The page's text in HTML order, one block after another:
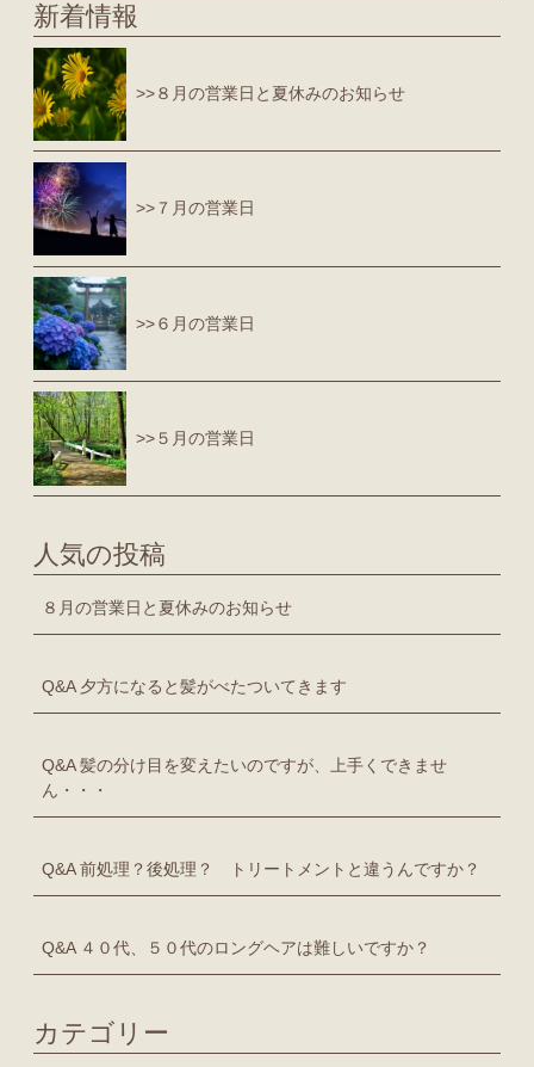
新着情報
>>８月の営業日と夏休みのお知らせ
>>７月の営業日
>>６月の営業日
>>５月の営業日
人気の投稿
８月の営業日と夏休みのお知らせ
Q&A 夕方になると髪がべたついてきます
Q&A 髪の分け目を変えたいのですが、上手くできませ
ん・・・
Q&A 前処理？後処理？ トリートメントと違うんですか？
Q&A ４０代、５０代のロングヘアは難しいですか？
カテゴリー